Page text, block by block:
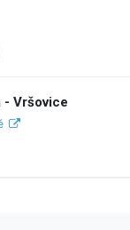
- Vršovice